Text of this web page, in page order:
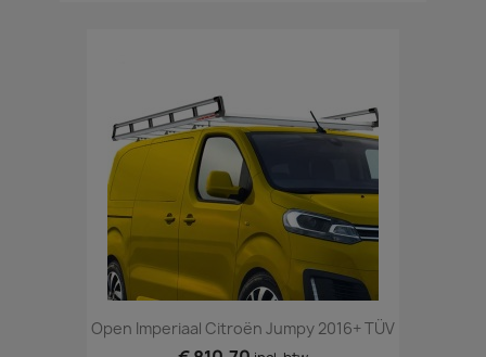
Open Imperiaal Citroën Jumpy 2016+ TÜV